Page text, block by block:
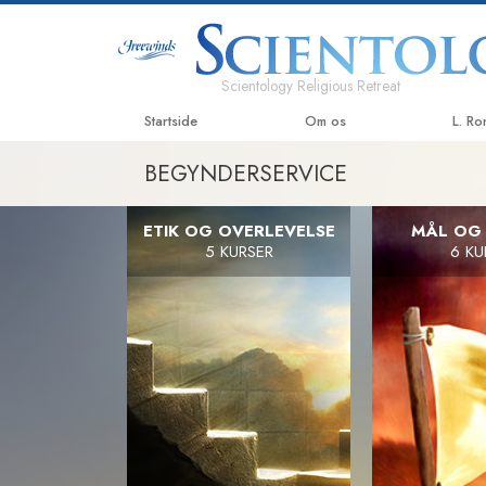
Scientology Religious Retreat
Startside Om os L.
BEGYNDERSERVICE
ETIK OG OVERLEVELSE
5 KURSER
MÅL OG
6